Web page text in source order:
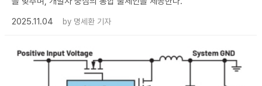
2025.11.04
by 명세환 기자